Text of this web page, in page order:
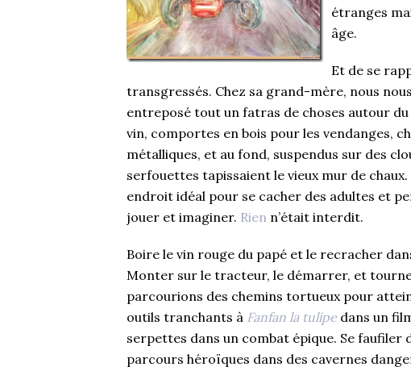
étranges
âge.
Et de se
transgressés. Chez sa grand-mère, nous
entreposé tout un fatras de choses autour
vin, comportes en bois pour les vendanges,
métalliques, et au fond, suspendus sur des
serfouettes tapissaient le vieux mur de
endroit idéal pour se cacher des adultes et
jouer et imaginer. Rien n’était interdit.
Boire le vin rouge du papé et le recracher
Monter sur le tracteur, le démarrer, et
parcourions des chemins tortueux pour
outils tranchants à Fanfan la tulipe dans un
serpettes dans un combat épique. Se faufiler
parcours héroïques dans des cavernes